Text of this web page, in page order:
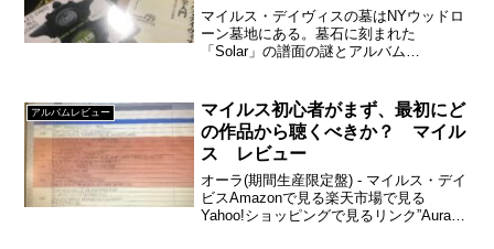
マイルス・デイヴィスの墓はNYウッドロ
ーン墓地にある。墓石に刻まれた
「Solar」の譜面の謎とアルバム
2026年は没後35年。
アルバムレビュー
マイルス初心者がまず、最初にど
の作品から聴くべきか？ マイル
ス レビュー
オーラ(期間生産限定盤) - マイルス・デイ
ビスAmazonで見る楽天市場で見る
Yahoo!ショッピングで見るリンク”Aura"